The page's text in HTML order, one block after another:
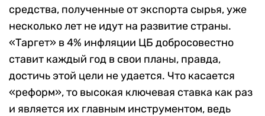
средства, полученные от экспорта сырья, уже
несколько лет не идут на развитие страны.
«Таргет» в 4% инфляции ЦБ добросовестно
ставит каждый год в свои планы, правда,
достичь этой цели не удается. Что касается
«реформ», то высокая ключевая ставка как раз
и является их главным инструментом, ведь